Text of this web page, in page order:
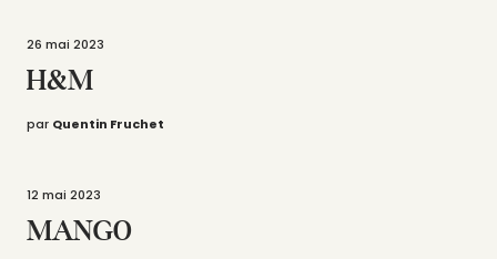
26 mai 2023
H&M
par Quentin Fruchet
12 mai 2023
MANGO